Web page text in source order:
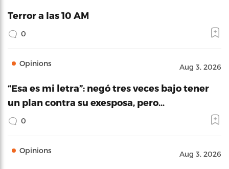
Terror a las 10 AM
0
Opinions Aug 3, 2026
“Esa es mi letra”: negó tres veces bajo tener
un plan contra su exesposa, pero…
0
Opinions Aug 3, 2026